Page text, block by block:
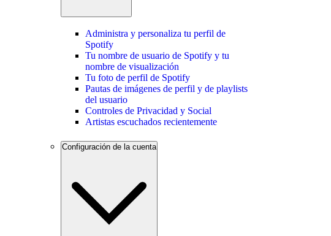
Administra y personaliza tu perfil de
Spotify
Tu nombre de usuario de Spotify y tu
nombre de visualización
Tu foto de perfil de Spotify
Pautas de imágenes de perfil y de playlists
del usuario
Controles de Privacidad y Social
Artistas escuchados recientemente
Configuración de la cuenta